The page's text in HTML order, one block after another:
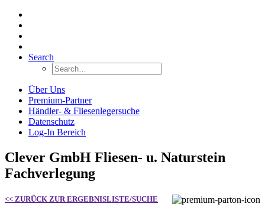
Search
Über Uns
Premium-Partner
Händler- & Fliesenlegersuche
Datenschutz
Log-In Bereich
Clever GmbH Fliesen- u. Naturstein
Fachverlegung
<< ZURÜCK ZUR ERGEBNISLISTE/SUCHE